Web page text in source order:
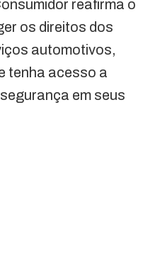
reafirma o
os direitos dos
automotivos,
tenha acesso a
em seus